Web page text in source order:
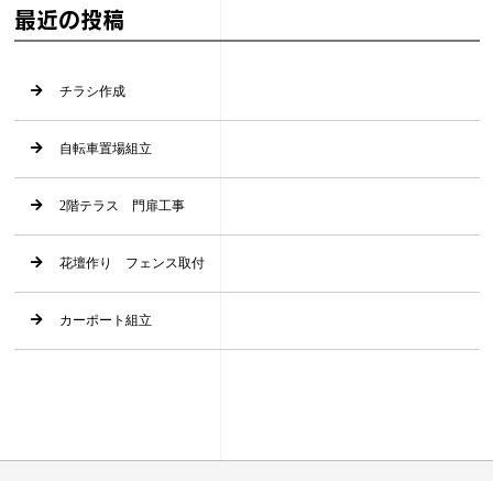
最近の投稿
チラシ作成
自転車置場組立
2階テラス 門扉工事
花壇作り フェンス取付
カーポート組立